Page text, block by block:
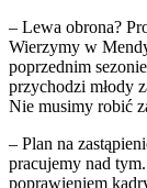
– Lewa obrona?
Wierzymy w
poprzednim
przychodzi młody
Nie musimy robić
– Plan na
pracujemy nad
poprawieniem